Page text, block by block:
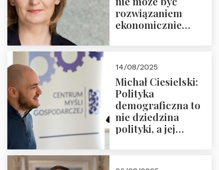
rozwiązaniem
ekonomicznie
14/08/2025
Michał Ciesielski:
Polityka
demograficzna to
nie dziedzina
polityki, a jej